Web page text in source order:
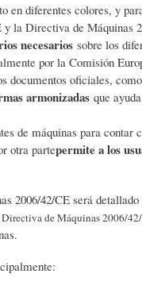
en diferentes colores, y
la Directiva de Máquinas
necesarios sobre los
por la Comisión
documentos oficiales,
armonizadas que
de máquinas para
otra partepermite a los
2006/42/CE será
de Máquinas 2006/